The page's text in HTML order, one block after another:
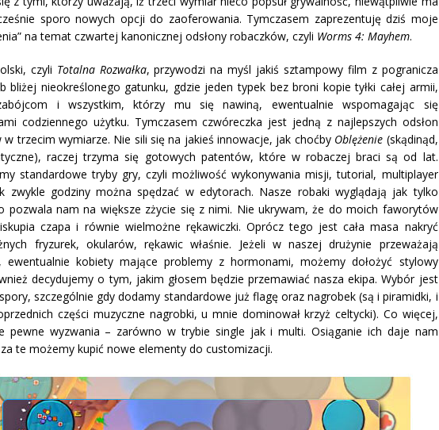
sporo nowych opcji do zaoferowania. Tymczasem zaprezentuję dziś moje
na temat czwartej kanonicznej odsłony robaczków, czyli Worms 4: Mayhem.
czyli Totalna Rozwałka, przywodzi na myśl jakiś sztampowy film z pogranicza
bliżej nieokreślonego gatunku, gdzie jeden typek bez broni kopie tyłki całej armii,
i wszystkim, którzy mu się nawiną, ewentualnie wspomagając się
codziennego użytku. Tymczasem czwóreczka jest jedną z najlepszych odsłon
w trzecim wymiarze. Nie sili się na jakieś innowacje, jak choćby Oblężenie (skądinąd,
raczej trzyma się gotowych patentów, które w robaczej braci są od lat.
standardowe tryby gry, czyli możliwość wykonywania misji, tutorial, multiplayer
zwykle godziny można spędzać w edytorach. Nasze robaki wyglądają jak tylko
pozwala nam na większe zżycie się z nimi. Nie ukrywam, że do moich faworytów
czapa i równie wielmożne rękawiczki. Oprócz tego jest cała masa nakryć
fryzurek, okularów, rękawic właśnie. Jeżeli w naszej drużynie przeważają
ewentualnie kobiety mające problemy z hormonami, możemy dołożyć stylowy
decydujemy o tym, jakim głosem będzie przemawiać nasza ekipa. Wybór jest
szczególnie gdy dodamy standardowe już flagę oraz nagrobek (są i piramidki, i
części muzyczne nagrobki, u mnie dominował krzyż celtycki). Co więcej,
pewne wyzwania – zarówno w trybie single jak i multi. Osiąganie ich daje nam
te możemy kupić nowe elementy do customizacji.